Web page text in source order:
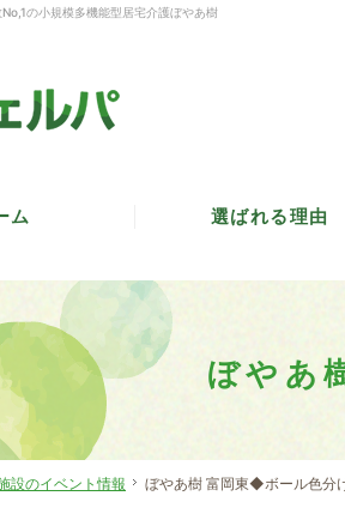
ぼやあ
の小規模多機能型居宅介護ぼやあ樹
設のイベント情報 ぼやあ樹 富岡東◆ボール色分
ム 選ばれる理由